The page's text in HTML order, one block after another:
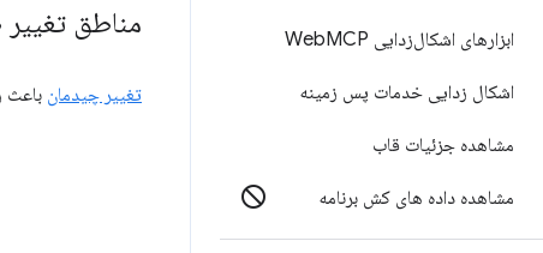
ابزارهای اشکال‌زدایی Web MCP
اشکال زدایی خدمات پس زمینه
مشاهده جزئیات قاب
مشاهده داده های کش برنامه
مناطق
تغییر چیدمان باعث